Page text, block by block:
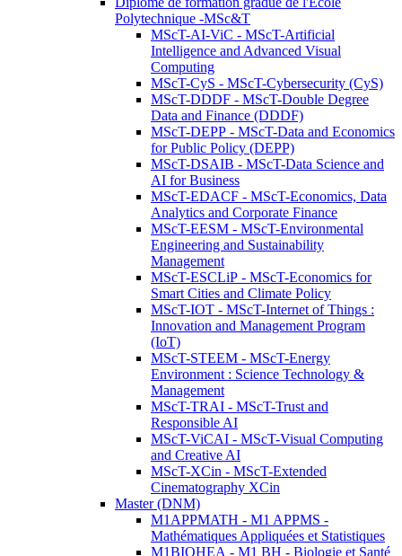
Polytechnique -MSc&T
MScT-AI-ViC - MScT-Artificial
Intelligence and Advanced Visual
Computing
MScT-CyS - MScT-Cybersecurity (CyS)
MScT-DDDF - MScT-Double Degree
Data and Finance (DDDF)
MScT-DEPP - MScT-Data and Economics
for Public Policy (DEPP)
MScT-DSAIB - MScT-Data Science and
AI for Business
MScT-EDACF - MScT-Economics, Data
Analytics and Corporate Finance
MScT-EESM - MScT-Environmental
Engineering and Sustainability
Management
MScT-ESCLiP - MScT-Economics for
Smart Cities and Climate Policy
MScT-IOT - MScT-Internet of Things :
Innovation and Management Program
(IoT)
MScT-STEEM - MScT-Energy
Environment : Science Technology &
Management
MScT-TRAI - MScT-Trust and
Responsible AI
MScT-ViCAI - MScT-Visual Computing
and Creative AI
MScT-XCin - MScT-Extended
Cinematography XCin
Master (DNM)
M1APPMATH - M1 APPMS -
Mathématiques Appliquées et Statistiques
M1BIOHEA - M1 BH - Biologie et Santé